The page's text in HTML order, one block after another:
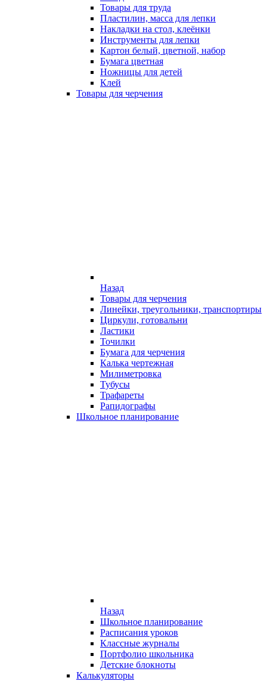
Товары для труда
Пластилин, масса для лепки
Накладки на стол, клеёнки
Инструменты для лепки
Картон белый, цветной, набор
Бумага цветная
Ножницы для детей
Клей
Товары для черчения
Назад
Товары для черчения
Линейки, треугольники, транспортиры
Циркули, готовальни
Ластики
Точилки
Бумага для черчения
Калька чертежная
Милиметровка
Тубусы
Трафареты
Рапидографы
Школьное планирование
Назад
Школьное планирование
Расписания уроков
Классные журналы
Портфолио школьника
Детские блокноты
Калькуляторы